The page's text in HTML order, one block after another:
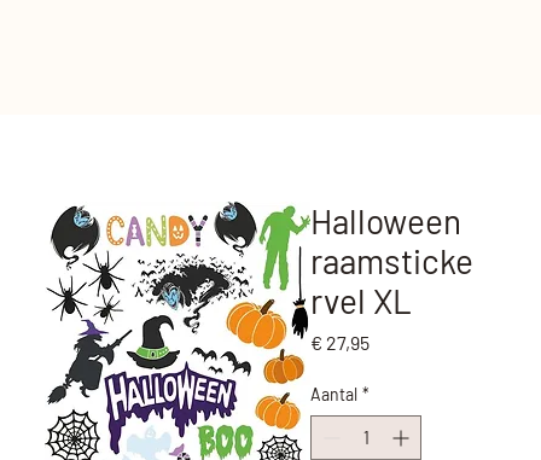
Halloween
raamsticke
rvel XL
€ 27,95Prijs
Aantal *